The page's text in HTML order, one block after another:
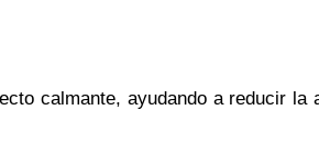
calmante, ayudando a reducir